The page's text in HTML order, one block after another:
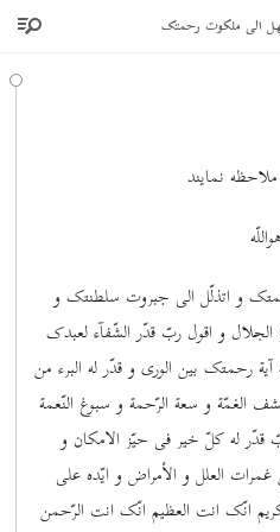
الی ملکوت رحمتک
نمایند
و اتذلّل الی جبروت سلطنتک و
و اقول ربّ قدّر الشّفآء لعبدک
رحمتک بین الوری و قدّر له البرء من
و سعة الرّحمة و سبوغ النّعمة
قدّر له کلّ خیر فی حیّز الامکان و
العلل و الأمراض و ایّده علی
انّک انت العظیم انّک انت الرّحمن